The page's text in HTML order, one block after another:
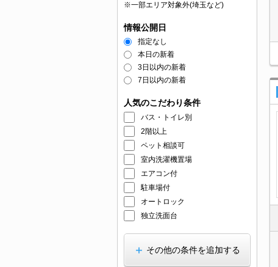
※一部エリア対象外(埼玉など)
情報公開日
指定なし
本日の新着
3日以内の新着
7日以内の新着
人気のこだわり条件
バス・トイレ別
2階以上
ペット相談可
室内洗濯機置場
エアコン付
駐車場付
オートロック
独立洗面台
その他の条件を追加する